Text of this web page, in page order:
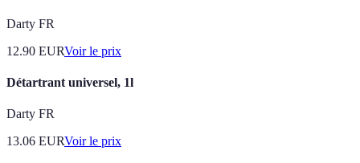
Darty FR
12.90 EURVoir le prix
Détartrant universel, 1l
Darty FR
13.06 EURVoir le prix